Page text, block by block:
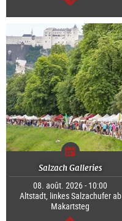
Continuer
Salzach Galleries
08. août. 2026 - 10:00
Altstadt, linkes Salzachufer ab
Makartsteg